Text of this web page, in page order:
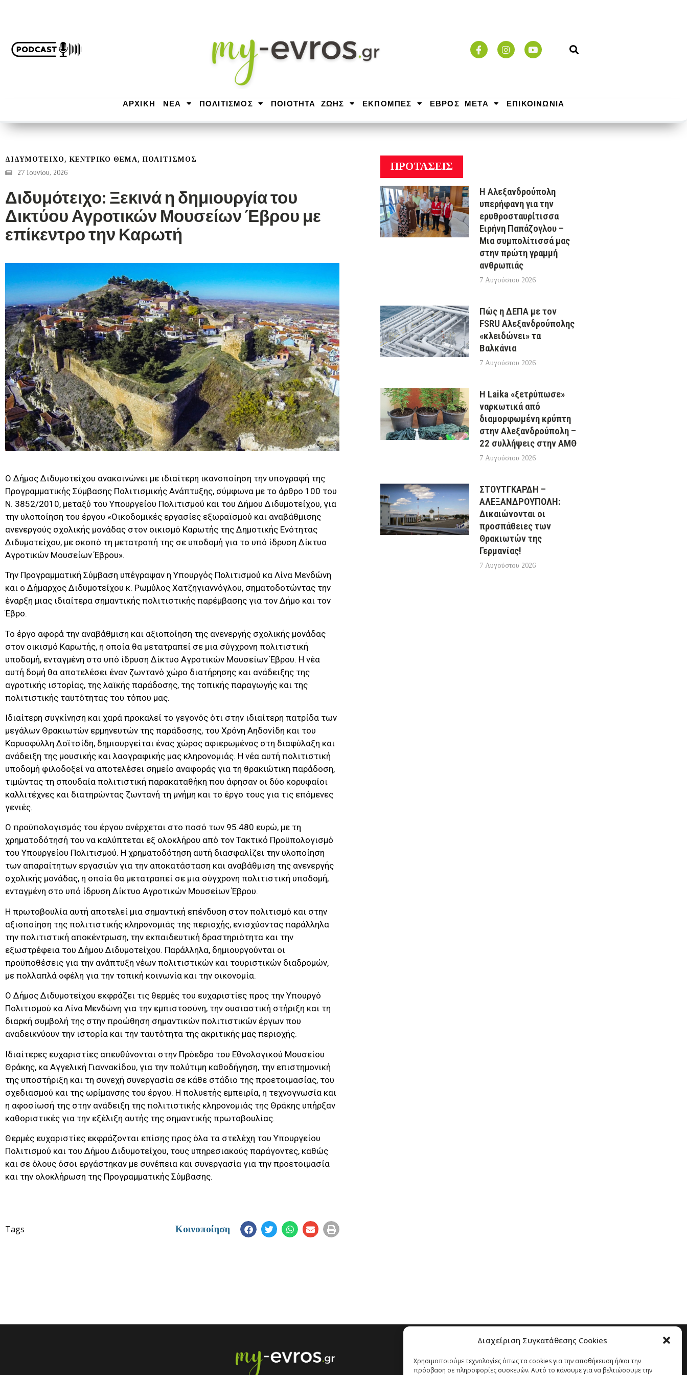
Διαχείριση Συγκατάθεσης Cookies
Χρησιμοποιούμε τεχνολογίες όπως τα cookies για την αποθήκευση ή/και την
πρόσβαση σε πληροφορίες συσκευών. Αυτό το κάνουμε για να βελτιώσουμε την
ΑΡΧΙΚΉ ΝΕΑ ΠΟΛΙΤΙΣΜΟΣ ΠΟΙΟΤΗΤΑ ΖΩΗΣ ΕΚΠΟΜΠΕΣ ΕΒΡΟΣ ΜΕΤΑ ΕΠΙΚΟΙΝΩΝΙΑ
ΔΙΔΥΜΌΤΕΙΧΟ ,ΚΕΝΤΡΙΚΟ ΘΕΜΑ,ΠΟΛΙΤΙΣΜΟΣ
27 Ιουνίου, 2026
Διδυμότειχο: Ξεκινά η δημιουργία του
Δικτύου Αγροτικών Μουσείων Έβρου με
επίκεντρο την Καρωτή
Ο Δήμος Διδυμοτείχου ανακοινώνει με ιδιαίτερη ικανοποίηση την υπογραφή της
Προγραμματικής Σύμβασης Πολιτισμικής Ανάπτυξης, σύμφωνα με το άρθρο 100 του
Ν. 3852/2010, μεταξύ του Υπουργείου Πολιτισμού και του Δήμου Διδυμοτείχου, για
την υλοποίηση του έργου «Οικοδομικές εργασίες εξωραϊσμού και αναβάθμισης
ανενεργούς σχολικής μονάδας στον οικισμό Καρωτής της Δημοτικής Ενότητας
Διδυμοτείχου, με σκοπό τη μετατροπή της σε υποδομή για το υπό ίδρυση Δίκτυο
Αγροτικών Μουσείων Έβρου».
Την Προγραμματική Σύμβαση υπέγραψαν η Υπουργός Πολιτισμού κα Λίνα Μενδώνη
και ο Δήμαρχος Διδυμοτείχου κ. Ρωμύλος Χατζηγιαννόγλου, σηματοδοτώντας την
έναρξη μιας ιδιαίτερα σημαντικής πολιτιστικής παρέμβασης για τον Δήμο και τον
Έβρο.
Το έργο αφορά την αναβάθμιση και αξιοποίηση της ανενεργής σχολικής μονάδας
στον οικισμό Καρωτής, η οποία θα μετατραπεί σε μια σύγχρονη πολιτιστική
υποδομή, ενταγμένη στο υπό ίδρυση Δίκτυο Αγροτικών Μουσείων Έβρου. Η νέα
αυτή δομή θα αποτελέσει έναν ζωντανό χώρο διατήρησης και ανάδειξης της
αγροτικής ιστορίας, της λαϊκής παράδοσης, της τοπικής παραγωγής και της
πολιτιστικής ταυτότητας του τόπου μας.
Ιδιαίτερη συγκίνηση και χαρά προκαλεί το γεγονός ότι στην ιδιαίτερη πατρίδα των
μεγάλων Θρακιωτών ερμηνευτών της παράδοσης, του Χρόνη Αηδονίδη και του
Καρυοφύλλη Δοϊτσίδη, δημιουργείται ένας χώρος αφιερωμένος στη διαφύλαξη και
ανάδειξη της μουσικής και λαογραφικής μας κληρονομιάς. Η νέα αυτή πολιτιστική
υποδομή φιλοδοξεί να αποτελέσει σημείο αναφοράς για τη θρακιώτικη παράδοση,
τιμώντας τη σπουδαία πολιτιστική παρακαταθήκη που άφησαν οι δύο κορυφαίοι
καλλιτέχνες και διατηρώντας ζωντανή τη μνήμη και το έργο τους για τις επόμενες
γενιές.
Ο προϋπολογισμός του έργου ανέρχεται στο ποσό των 95.480 ευρώ, με τη
χρηματοδότησή του να καλύπτεται εξ ολοκλήρου από τον Τακτικό Προϋπολογισμό
του Υπουργείου Πολιτισμού. Η χρηματοδότηση αυτή διασφαλίζει την υλοποίηση
των απαραίτητων εργασιών για την αποκατάσταση και αναβάθμιση της ανενεργής
σχολικής μονάδας, η οποία θα μετατραπεί σε μια σύγχρονη πολιτιστική υποδομή,
ενταγμένη στο υπό ίδρυση Δίκτυο Αγροτικών Μουσείων Έβρου.
Η πρωτοβουλία αυτή αποτελεί μια σημαντική επένδυση στον πολιτισμό και στην
αξιοποίηση της πολιτιστικής κληρονομιάς της περιοχής, ενισχύοντας παράλληλα
την πολιτιστική αποκέντρωση, την εκπαιδευτική δραστηριότητα και την
εξωστρέφεια του Δήμου Διδυμοτείχου. Παράλληλα, δημιουργούνται οι
προϋποθέσεις για την ανάπτυξη νέων πολιτιστικών και τουριστικών διαδρομών,
με πολλαπλά οφέλη για την τοπική κοινωνία και την οικονομία.
Ο Δήμος Διδυμοτείχου εκφράζει τις θερμές του ευχαριστίες προς την Υπουργό
Πολιτισμού κα Λίνα Μενδώνη για την εμπιστοσύνη, την ουσιαστική στήριξη και τη
διαρκή συμβολή της στην προώθηση σημαντικών πολιτιστικών έργων που
αναδεικνύουν την ιστορία και την ταυτότητα της ακριτικής μας περιοχής.
Ιδιαίτερες ευχαριστίες απευθύνονται στην Πρόεδρο του Εθνολογικού Μουσείου
Θράκης, κα Αγγελική Γιαννακίδου, για την πολύτιμη καθοδήγηση, την επιστημονική
της υποστήριξη και τη συνεχή συνεργασία σε κάθε στάδιο της προετοιμασίας, του
σχεδιασμού και της ωρίμανσης του έργου. Η πολυετής εμπειρία, η τεχνογνωσία και
η αφοσίωσή της στην ανάδειξη της πολιτιστικής κληρονομιάς της Θράκης υπήρξαν
καθοριστικές για την εξέλιξη αυτής της σημαντικής πρωτοβουλίας.
Θερμές ευχαριστίες εκφράζονται επίσης προς όλα τα στελέχη του Υπουργείου
Πολιτισμού και του Δήμου Διδυμοτείχου, τους υπηρεσιακούς παράγοντες, καθώς
και σε όλους όσοι εργάστηκαν με συνέπεια και συνεργασία για την προετοιμασία
και την ολοκλήρωση της Προγραμματικής Σύμβασης.
Tags Κοινοποίηση
ΠΡΟΤΑΣΕΙΣ
Η Αλεξανδρούπολη
υπερήφανη για την
ερυθροσταυρίτισσα
Ειρήνη Παπάζογλου –
Μια συμπολίτισσά μας
στην πρώτη γραμμή
ανθρωπιάς
7 Αυγούστου 2026
Πώς η ΔΕΠΑ με τον
FSRU Αλεξανδρούπολης
«κλειδώνει» τα
Βαλκάνια
7 Αυγούστου 2026
Η Laika «ξετρύπωσε»
ναρκωτικά από
διαμορφωμένη κρύπτη
στην Αλεξανδρούπολη –
22 συλλήψεις στην ΑΜΘ
7 Αυγούστου 2026
ΣΤΟΥΤΓΚΑΡΔΗ –
ΑΛΕΞΑΝΔΡΟΥΠΟΛΗ:
Δικαιώνονται οι
προσπάθειες των
Θρακιωτών της
Γερμανίας!
7 Αυγούστου 2026